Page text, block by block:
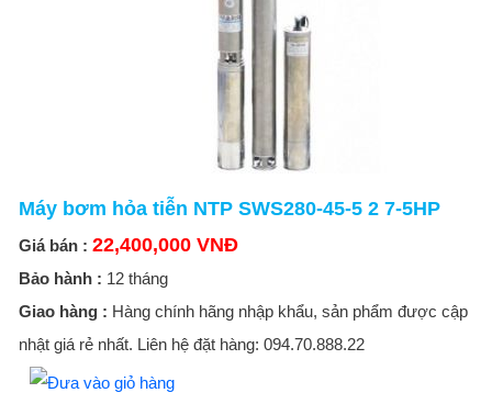
Máy bơm hỏa tiễn NTP SWS280-45-5 2 7-5HP
Giá bán : 22,400,000 VNĐ
Bảo hành : 12 tháng
Giao hàng : Hàng chính hãng nhập khẩu, sản phẩm được cập
nhật giá rẻ nhất. Liên hệ đặt hàng: 094.70.888.22